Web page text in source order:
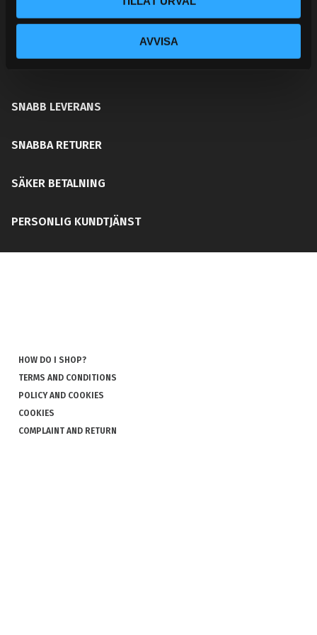
AVVISA
ditt chassi, bromssystem, motordelar &
säkerhetsutrustning. Med en personlig kundtjänst och
mångårig erfarenhet får du rätt del för ditt behov utan
att din plånboken blir tom!
SNABB LEVERANS
SNABBA RETURER
SÄKER BETALNING
PERSONLIG KUNDTJÄNST
HOW DO I SHOP?
TERMS AND CONDITIONS
POLICY AND COOKIES
COOKIES
COMPLAINT AND RETURN